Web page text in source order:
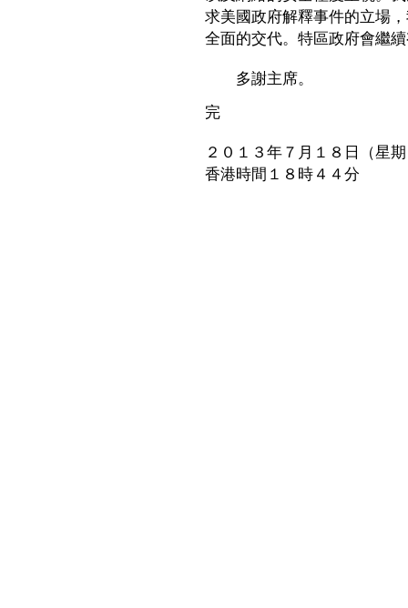
求美國政府解釋事件的立場
全面的交代。特區政府會繼
多謝主席。
完
２０１３年７月１８日（星
香港時間１８時４４分